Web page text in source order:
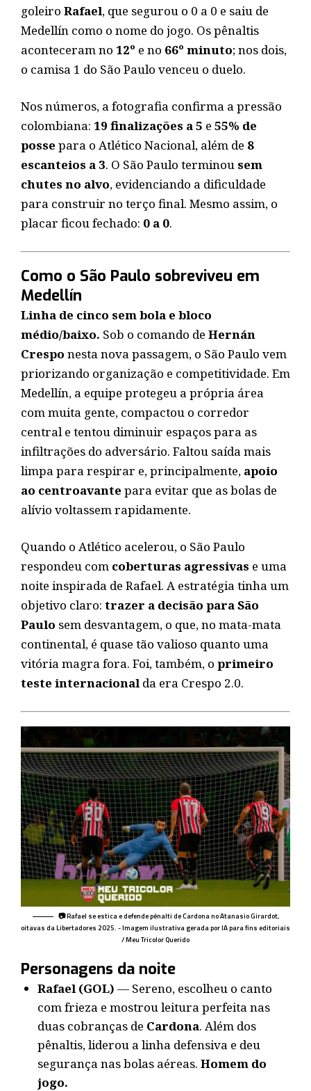
goleiro Rafael, que segurou o 0 a 0 e saiu de
Medellín como o nome do jogo. Os pênaltis
aconteceram no 12º e no 66º minuto; nos dois,
o camisa 1 do São Paulo venceu o duelo.
Nos números, a fotografia confirma a pressão
colombiana: 19 finalizações a 5 e 55% de
posse para o Atlético Nacional, além de 8
escanteios a 3. O São Paulo terminou sem
chutes no alvo, evidenciando a dificuldade
para construir no terço final. Mesmo assim, o
placar ficou fechado: 0 a 0.
Como o São Paulo sobreviveu em
Medellín
Linha de cinco sem bola e bloco
médio/baixo. Sob o comando de Hernán
Crespo nesta nova passagem, o São Paulo vem
priorizando organização e competitividade. Em
Medellín, a equipe protegeu a própria área
com muita gente, compactou o corredor
central e tentou diminuir espaços para as
infiltrações do adversário. Faltou saída mais
limpa para respirar e, principalmente, apoio
ao centroavante para evitar que as bolas de
alívio voltassem rapidamente.
Quando o Atlético acelerou, o São Paulo
respondeu com coberturas agressivas e uma
noite inspirada de Rafael. A estratégia tinha um
objetivo claro: trazer a decisão para São
Paulo sem desvantagem, o que, no mata-mata
continental, é quase tão valioso quanto uma
vitória magra fora. Foi, também, o primeiro
teste internacional da era Crespo 2.0.
📷 Rafael se estica e defende pênalti de Cardona no Atanasio Girardot,
oitavas da Libertadores 2025. - Imagem ilustrativa gerada por IA para fins editoriais
/ Meu Tricolor Querido
Personagens da noite
Rafael (GOL) — Sereno, escolheu o canto
com frieza e mostrou leitura perfeita nas
duas cobranças de Cardona. Além dos
pênaltis, liderou a linha defensiva e deu
segurança nas bolas aéreas. Homem do
jogo.